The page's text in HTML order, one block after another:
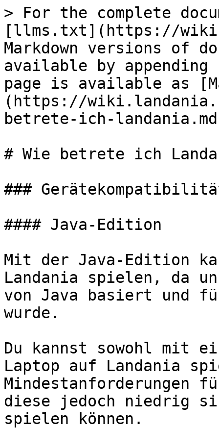
> For the complete
[llms.txt](https://
Markdown versions of
available by
page is available as
(https://
betrete-ich-
# Wie betrete ich
###
#### Java-Edition
Mit der Java-Edition
Landania spielen, da
von Java basiert und
wurde.
Du kannst sowohl mit
Laptop auf Landania
diese jedoch niedrig
spielen können.